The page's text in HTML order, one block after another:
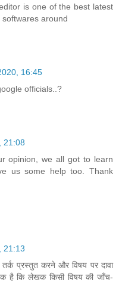
is one of the best latest
around
16:45
officials..?
21:08
opinion, we all got to learn
us some help too. Thank
21:13
प्रस्तुत करने और विषय पर दावा
है कि लेखक किसी विषय की जाँच-